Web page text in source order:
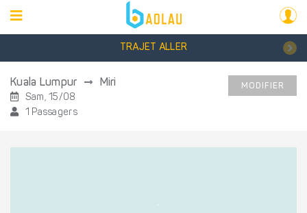
TRAJET ALLER
Kuala Lumpur Miri
Sam, 15/08
1 Passagers
MODIFIER